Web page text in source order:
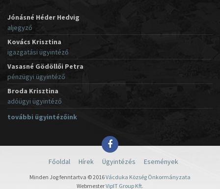
Jónásné Héder Hedvig
aljegyző
Kovács Krisztina
igazgatási ügyintéző
Vasasné Gödöllői Petra
pénzügyi ügyintéző
Broda Krisztina
adóügyi ügyintéző
további ügyintézőink
Főoldal Hírek Ügyintézés Események
Minden Jog fenntartva © 2016Vácduka Község Önkormányzata
WebmesterVipIT Group Kft.